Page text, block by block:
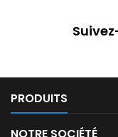
PRODUITS